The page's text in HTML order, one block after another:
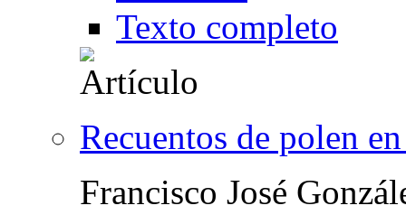
Texto completo
Recuentos de polen
Francisco José